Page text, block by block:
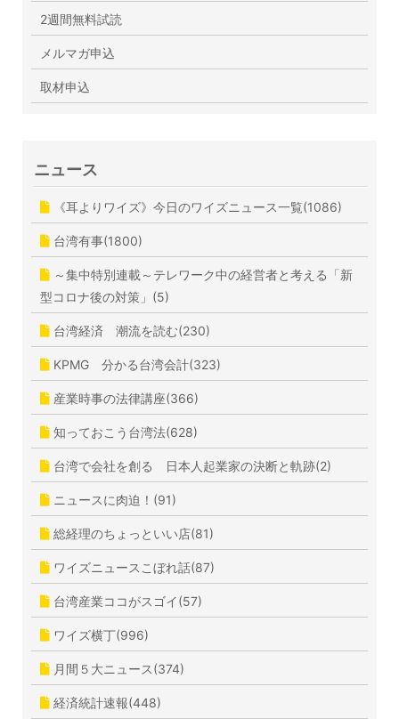
2週間無料試読
メルマガ申込
取材申込
ニュース
《耳よりワイズ》今日のワイズニュース一覧(1086)
台湾有事(1800)
～集中特別連載～テレワーク中の経営者と考える「新
型コロナ後の対策」(5)
台湾経済 潮流を読む(230)
KPMG 分かる台湾会計(323)
産業時事の法律講座(366)
知っておこう台湾法(628)
台湾で会社を創る 日本人起業家の決断と軌跡(2)
ニュースに肉迫！(91)
総経理のちょっといい店(81)
ワイズニュースこぼれ話(87)
台湾産業ココがスゴイ(57)
ワイズ横丁(996)
月間５大ニュース(374)
経済統計速報(448)